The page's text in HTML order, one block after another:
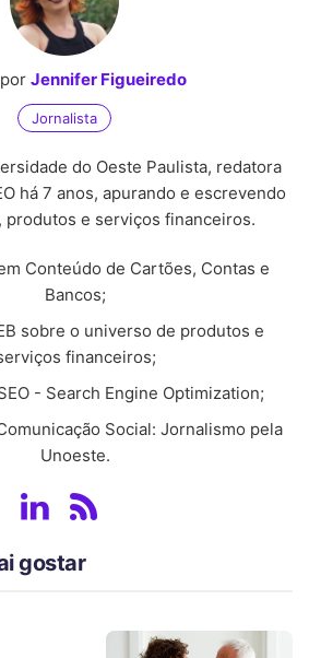
Jennifer Figueiredo
Jornalista
do Oeste Paulista, redatora
há 7 anos, apurando e escrevendo
produtos e serviços financeiros.
Conteúdo de Cartões, Contas e
Bancos;
sobre o universo de produtos e
financeiros;
- Search Engine Optimization;
Social: Jornalismo pela
Unoeste.
gostar